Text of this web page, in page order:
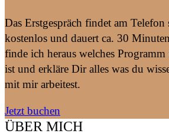
Das Erstgespräch findet am
kostenlos und dauert ca. 30
finde ich heraus welches
ist und erkläre Dir alles was du
mit mir arbeitest.
Jetzt buchen
ÜBER MICH